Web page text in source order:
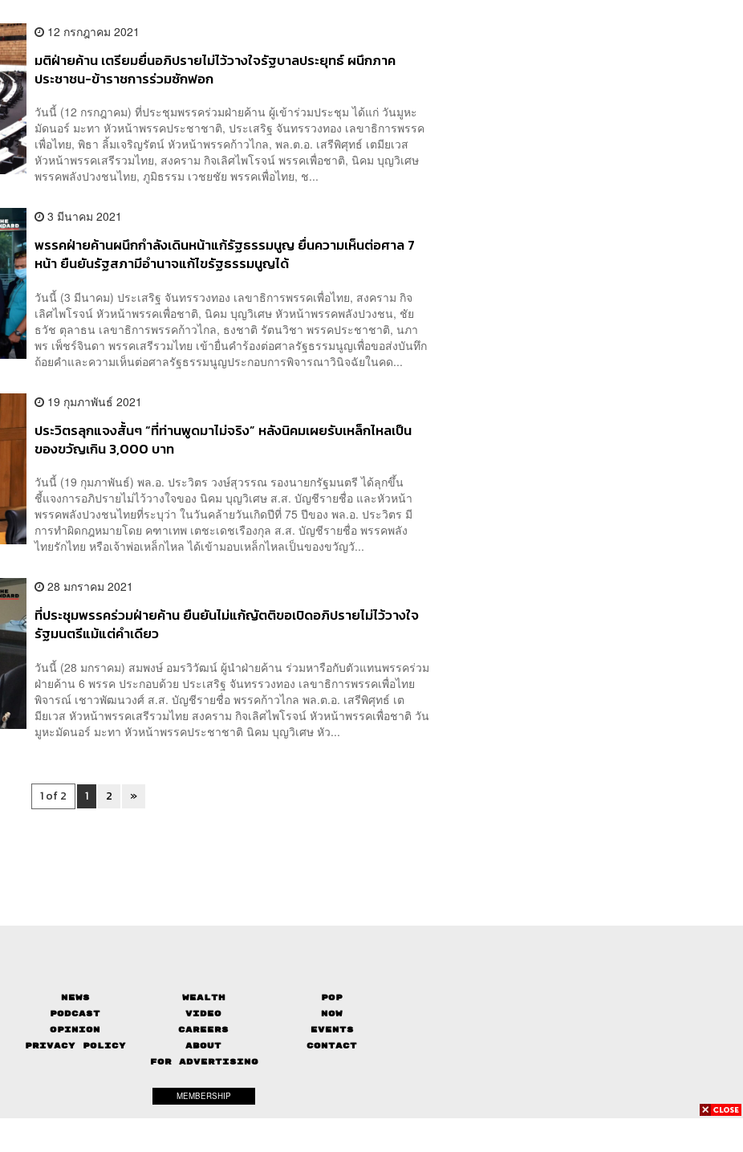
12 กรกฎาคม 2021
มติฝ่ายค้าน เตรียมยื่นอภิปรายไม่ไว้วางใจรัฐบาลประยุทธ์ ผนึกภาค
ประชาชน-ข้าราชการร่วมซักฟอก
วันนี้ (12 กรกฎาคม) ที่ประชุมพรรคร่วมฝ่ายค้าน ผู้เข้าร่วมประชุม ได้แก่ วันมูหะ
มัดนอร์ มะทา หัวหน้าพรรคประชาชาติ, ประเสริฐ จันทรรวงทอง เลขาธิการพรรค
เพื่อไทย, พิธา ลิ้มเจริญรัตน์ หัวหน้าพรรคก้าวไกล, พล.ต.อ. เสรีพิศุทธ์ เตมียเวส
หัวหน้าพรรคเสรีรวมไทย, สงคราม กิจเลิศไพโรจน์ พรรคเพื่อชาติ, นิคม บุญวิเศษ
พรรคพลังปวงชนไทย, ภูมิธรรม เวชยชัย พรรคเพื่อไทย, ช...
3 มีนาคม 2021
พรรคฝ่ายค้านผนึกกำลังเดินหน้าแก้รัฐธรรมนูญ ยื่นความเห็นต่อศาล 7
หน้า ยืนยันรัฐสภามีอำนาจแก้ไขรัฐธรรมนูญได้
วันนี้ (3 มีนาคม) ประเสริฐ จันทรรวงทอง เลขาธิการพรรคเพื่อไทย, สงคราม กิจ
เลิศไพโรจน์ หัวหน้าพรรคเพื่อชาติ, นิคม บุญวิเศษ หัวหน้าพรรคพลังปวงชน, ชัย
ธวัช ตุลาธน เลขาธิการพรรคก้าวไกล, ธงชาติ รัตนวิชา พรรคประชาชาติ, นภา
พร เพ็ชร์จินดา พรรคเสรีรวมไทย เข้ายื่นคำร้องต่อศาลรัฐธรรมนูญเพื่อขอส่งบันทึก
ถ้อยคำและความเห็นต่อศาลรัฐธรรมนูญประกอบการพิจารณาวินิจฉัยในคด...
19 กุมภาพันธ์ 2021
ประวิตรลุกแจงสั้นๆ “ที่ท่านพูดมาไม่จริง” หลังนิคมเผยรับเหล็กไหลเป็น
ของขวัญเกิน 3,000 บาท
วันนี้ (19 กุมภาพันธ์) พล.อ. ประวิตร วงษ์สุวรรณ รองนายกรัฐมนตรี ได้ลุกขึ้น
ชี้แจงการอภิปรายไม่ไว้วางใจของ นิคม บุญวิเศษ ส.ส. บัญชีรายชื่อ และหัวหน้า
พรรคพลังปวงชนไทยที่ระบุว่า ในวันคล้ายวันเกิดปีที่ 75 ปีของ พล.อ. ประวิตร มี
การทำผิดกฎหมายโดย คฑาเทพ เตชะเดชเรืองกุล ส.ส. บัญชีรายชื่อ พรรคพลัง
ไทยรักไทย หรือเจ้าพ่อเหล็กไหล ได้เข้ามอบเหล็กไหลเป็นของขวัญวั...
28 มกราคม 2021
ที่ประชุมพรรคร่วมฝ่ายค้าน ยืนยันไม่แก้ญัตติขอเปิดอภิปรายไม่ไว้วางใจ
รัฐมนตรีแม้แต่คำเดียว
วันนี้ (28 มกราคม) สมพงษ์ อมรวิวัฒน์ ผู้นำฝ่ายค้าน ร่วมหารือกับตัวแทนพรรคร่วม
ฝ่ายค้าน 6 พรรค ประกอบด้วย ประเสริฐ จันทรรวงทอง เลขาธิการพรรคเพื่อไทย
พิจารณ์ เชาวพัฒนวงศ์ ส.ส. บัญชีรายชื่อ พรรคก้าวไกล พล.ต.อ. เสรีพิศุทธ์ เต
มียเวส หัวหน้าพรรคเสรีรวมไทย สงคราม กิจเลิศไพโรจน์ หัวหน้าพรรคเพื่อชาติ วัน
มูหะมัดนอร์ มะทา หัวหน้าพรรคประชาชาติ นิคม บุญวิเศษ หัว...
1 of 2 1 2 »
News Wealth
Pop
Podcast
Video
Now
Opinion
Careers
Events
Privacy Policy
About
Contact
FOR ADVERTISING
MEMBERSHIP